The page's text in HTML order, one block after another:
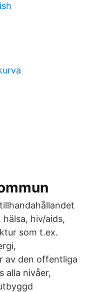
hiv/aids,
som t.ex.
av den offentliga
alla nivåer,